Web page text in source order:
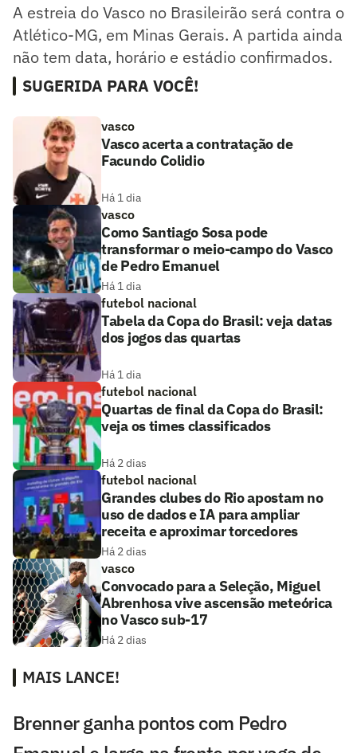
A estreia do Vasco no Brasileirão será contra o
Atlético-MG, em Minas Gerais. A partida ainda
não tem data, horário e estádio confirmados.
SUGERIDA PARA VOCÊ!
vasco
Vasco acerta a contratação de
Facundo Colidio
Há 1 dia
vasco
Como Santiago Sosa pode
transformar o meio-campo do Vasco
de Pedro Emanuel
Há 1 dia
futebol nacional
Tabela da Copa do Brasil: veja datas
dos jogos das quartas
Há 1 dia
futebol nacional
Quartas de final da Copa do Brasil:
veja os times classificados
Há 2 dias
futebol nacional
Grandes clubes do Rio apostam no
uso de dados e IA para ampliar
receita e aproximar torcedores
Há 2 dias
vasco
Convocado para a Seleção, Miguel
Abrenhosa vive ascensão meteórica
no Vasco sub-17
Há 2 dias
MAIS LANCE!
Brenner ganha pontos com Pedro